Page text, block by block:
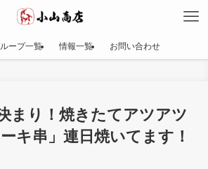
ープ一覧 情報一覧 お問い合わせ
まり！焼きたてアツアツ
キ串」連日焼いてます！